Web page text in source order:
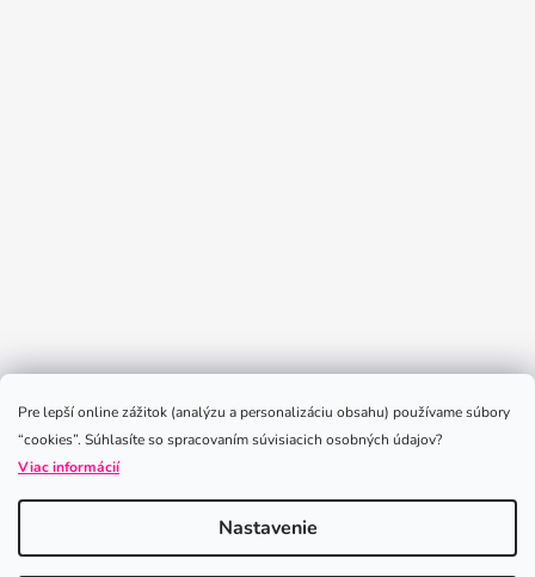
Pre lepší online zážitok (analýzu a personalizáciu obsahu) používame súbory
“cookies”. Súhlasíte so spracovaním súvisiacich osobných údajov?
Viac informácií
Nastavenie
Sledovať na Instagrame